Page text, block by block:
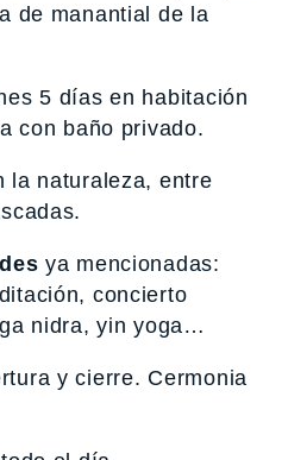
de manantial de la
5 días en habitación
con baño privado.
la naturaleza, entre
ya mencionadas:
concierto
nidra, yin yoga…
y cierre. Cermonia